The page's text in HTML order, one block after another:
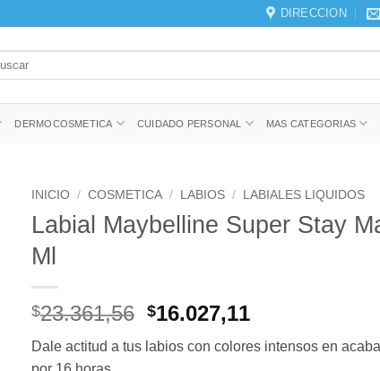
DIRECCION
DERMOCOSMETICA CUIDADO PERSONAL MAS CATEGORIAS
INICIO / COSMETICA / LABIOS / LABIALES LIQUIDOS
Labial Maybelline Super Stay
Ml
$23.361,56 El
original
$16.027,11El
actual
Dale actitud a tus labios con colores intensos en